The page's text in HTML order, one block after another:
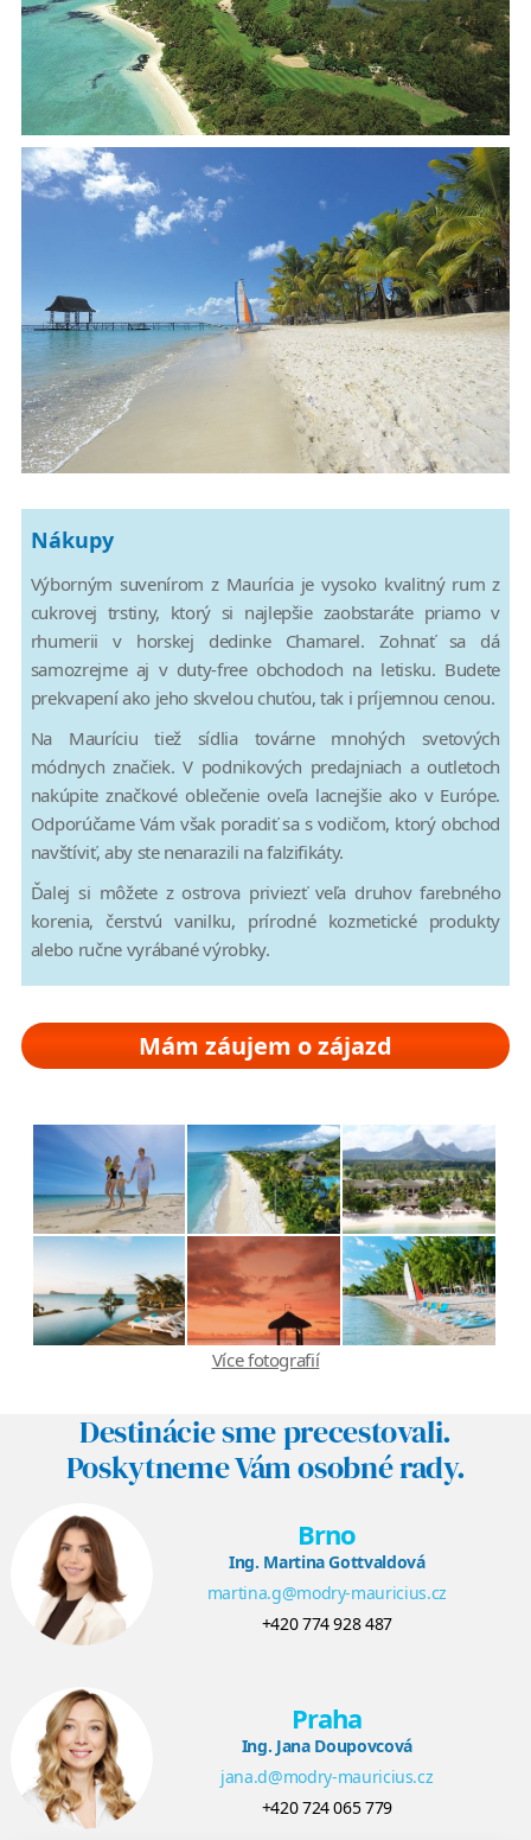
Nákupy
Výborným suvenírom z Maurícia je vysoko kvalitný rum z
cukrovej trstiny, ktorý si najlepšie zaobstaráte priamo v
rhumerii v horskej dedinke Chamarel. Zohnať sa dá
samozrejme aj v duty-free obchodoch na letisku. Budete
prekvapení ako jeho skvelou chuťou, tak i príjemnou cenou.
Na Mauríciu tiež sídlia továrne mnohých svetových
módnych značiek. V podnikových predajniach a outletoch
nakúpite značkové oblečenie oveľa lacnejšie ako v Európe.
Odporúčame Vám však poradiť sa s vodičom, ktorý obchod
navštíviť, aby ste nenarazili na falzifikáty.
Ďalej si môžete z ostrova priviezť veľa druhov farebného
korenia, čerstvú vanilku, prírodné kozmetické produkty
alebo ručne vyrábané výrobky.
Mám záujem o zájazd
Více fotografií
Destinácie sme precestovali.
Poskytneme Vám osobné rady.
Brno
Ing. Martina Gottvaldová
martina.g@modry-mauricius.cz
+420 774 928 487
Praha
Ing. Jana Doupovcová
jana.d@modry-mauricius.cz
+420 724 065 779